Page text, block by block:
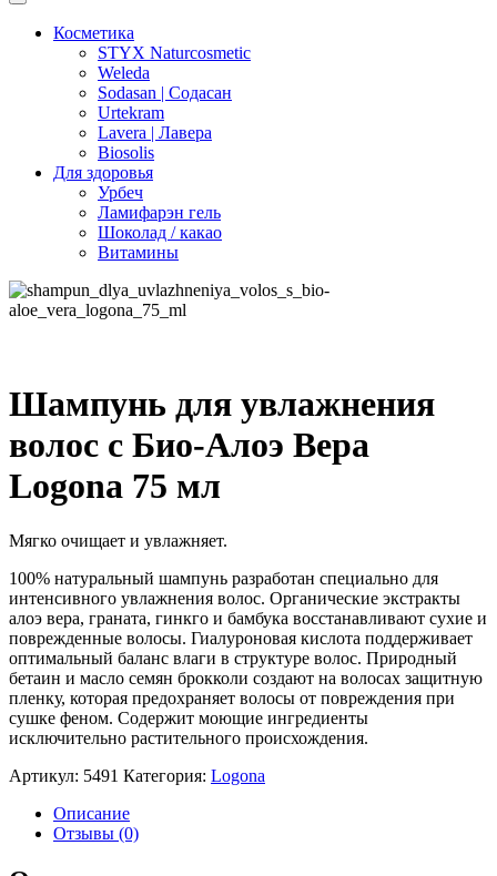
Косметика
STYX Naturcosmetic
Weleda
Sodasan | Содасан
Urtekram
Lavera | Лавера
Biosolis
Для здоровья
Урбеч
Ламифарэн гель
Шоколад / какао
Витамины
Шампунь для увлажнения
волос с Био-Алоэ Вера
Logona 75 мл
Мягко очищает и увлажняет.
100% натуральный шампунь разработан специально для
интенсивного увлажнения волос. Органические экстракты
алоэ вера, граната, гинкго и бамбука восстанавливают сухие и
поврежденные волосы. Гиалуроновая кислота поддерживает
оптимальный баланс влаги в структуре волос. Природный
бетаин и масло семян брокколи создают на волосах защитную
пленку, которая предохраняет волосы от повреждения при
сушке феном. Содержит моющие ингредиенты
исключительно растительного происхождения.
Артикул: 5491 Категория: Logona
Описание
Отзывы (0)